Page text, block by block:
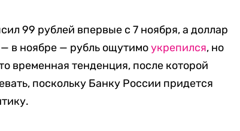
99 рублей впервые с 7 ноября, а доллар
в ноябре — рубль ощутимоукрепился, но
временная тенденция, после которой
поскольку Банку России придется